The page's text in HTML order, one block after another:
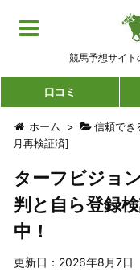
競馬予想サイト
口コミ
ホーム >
信頼でき
月再検証済]
ターフビジョ
判と自ら登録
中！
更新日：2026年8月7日